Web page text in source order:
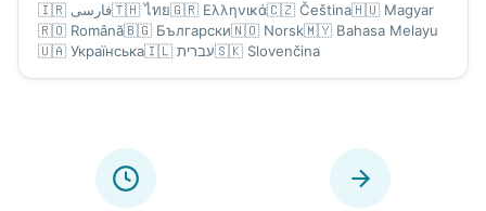
🇮🇷 فارسی🇹🇭ไทย🇬🇷 Ελληνικά🇨🇿 Čeština🇭🇺 Magyar
🇷🇴 Română🇧🇬 Български🇳🇴 Norsk🇲🇾 Bahasa Melayu
🇺🇦 Українська🇮🇱 עברית🇸🇰 Slovenčina